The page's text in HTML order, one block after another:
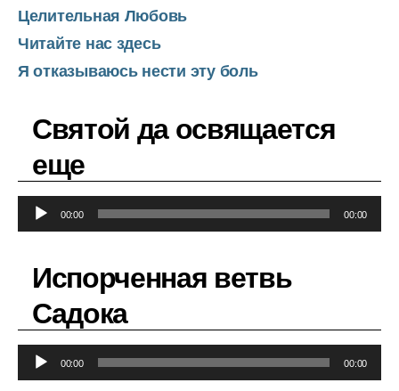
Целительная Любовь
Читайте нас здесь
Я отказываюсь нести эту боль
Святой да освящается
еще
у
л
00:00 00:00
Испорченная ветвь
Садока
у
00:00 00:00